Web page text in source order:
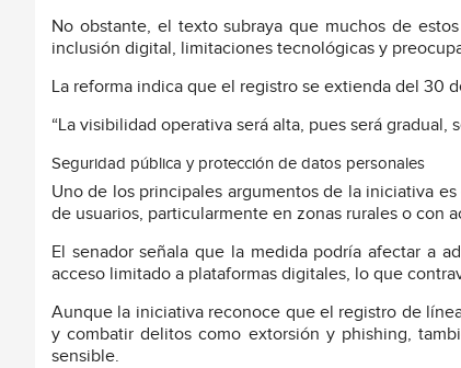
No obstante, el texto subraya que muchos de
inclusión digital, limitaciones tecnológicas y
La reforma indica que el registro se extienda del 30
“La visibilidad operativa será alta, pues será gradual,
Seguridad pública y protección de datos personales
Uno de los principales argumentos de la iniciativa
de usuarios, particularmente en zonas rurales o con
El senador señala que la medida podría afectar a
acceso limitado a plataformas digitales, lo que
Aunque la iniciativa reconoce que el registro de
y combatir delitos como extorsión y phishing,
sensible.